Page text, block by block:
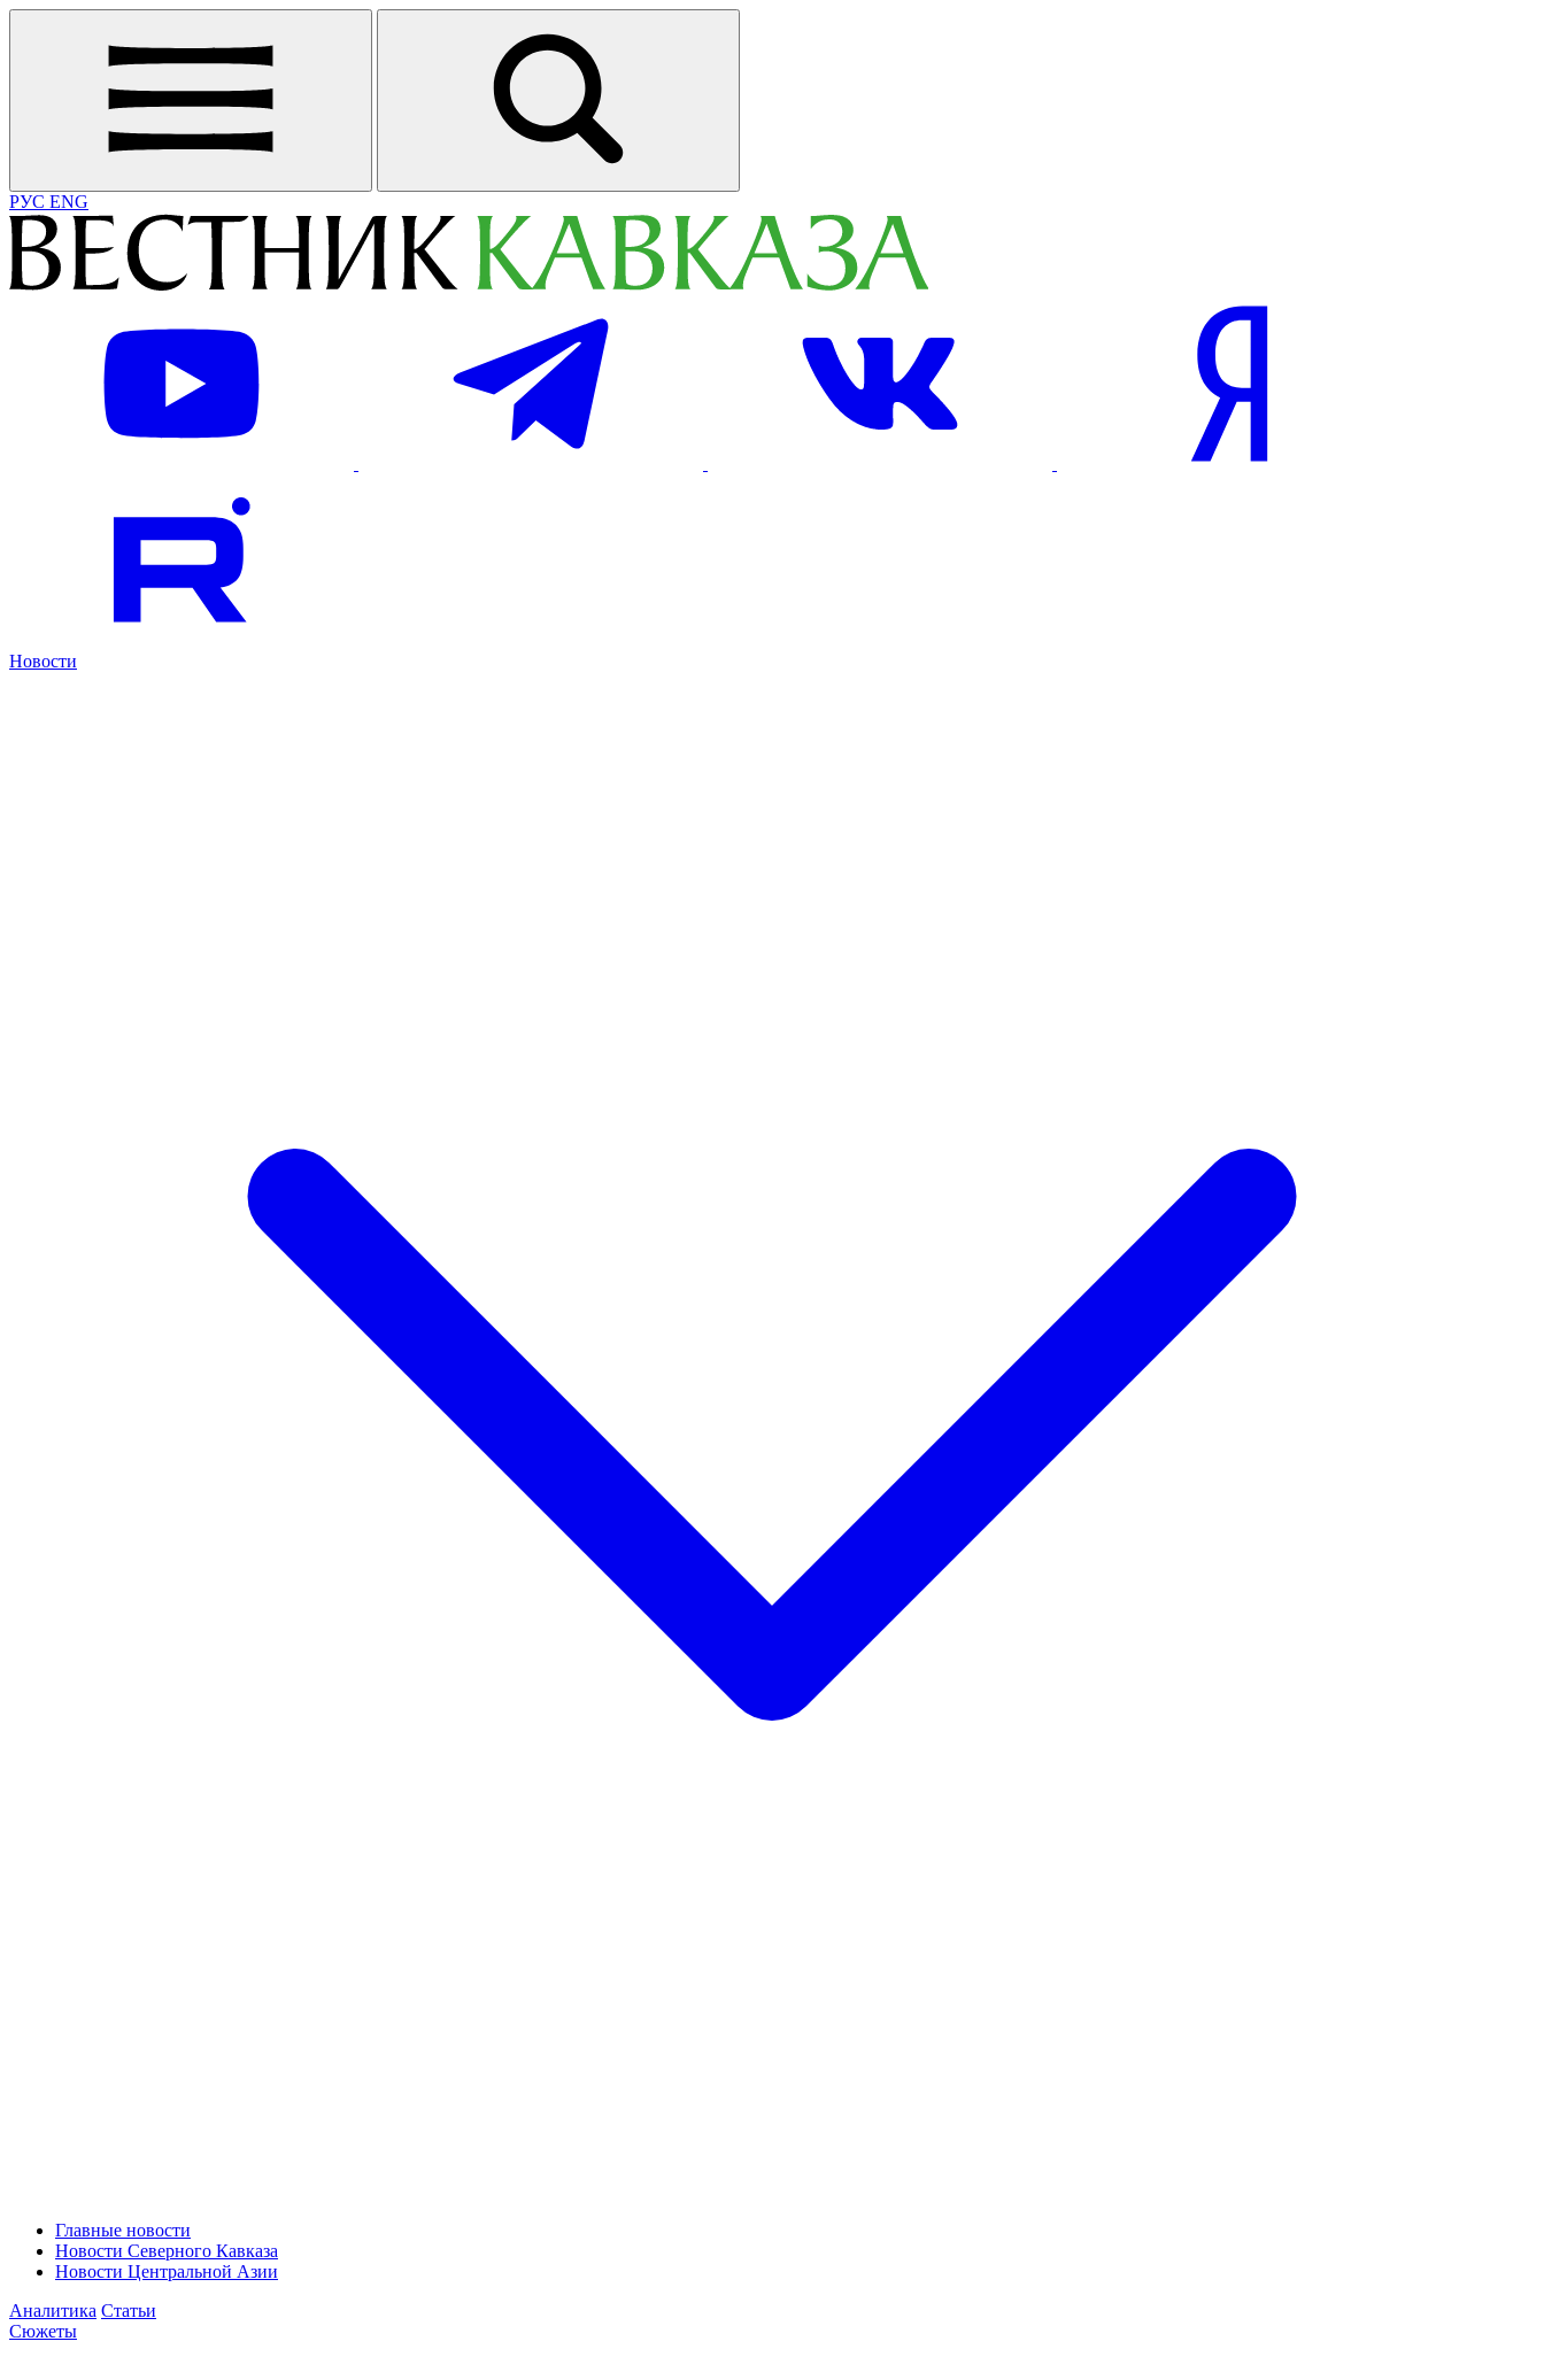
РУС ENG
Новости
Главные новости
Новости Северного Кавказа
Новости Центральной Азии
Аналитика Статьи
Сюжеты